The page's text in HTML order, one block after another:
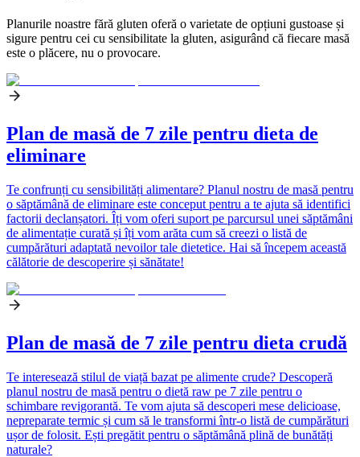
Planurile noastre fără gluten oferă o varietate de opțiuni gustoase și
sigure pentru cei cu sensibilitate la gluten, asigurând că fiecare masă
este o plăcere, nu o provocare.
Plan de masă de 7 zile pentru dieta de
eliminare
Te confrunți cu sensibilități alimentare? Planul nostru de masă pentru
o săptămână de eliminare este conceput pentru a te ajuta să identifici
factorii declanșatori. Îți vom oferi suport pe parcursul unei săptămâni
de alimentație curată și îți vom arăta cum să creezi o listă de
cumpărături adaptată nevoilor tale dietetice. Hai să începem această
călătorie de descoperire și sănătate!
Plan de masă de 7 zile pentru dieta crudă
Te interesează stilul de viață bazat pe alimente crude? Descoperă
planul nostru de masă pentru o dietă raw pe 7 zile pentru o
schimbare revigorantă. Te vom ajuta să descoperi mese delicioase,
nepreparate termic și cum să le transformi într-o listă de cumpărături
ușor de folosit. Ești pregătit pentru o săptămână plină de bunătăți
naturale?